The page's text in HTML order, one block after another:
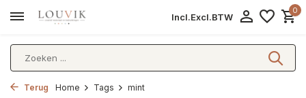
Incl.Excl.BTW
0
Terug Home Tags mint